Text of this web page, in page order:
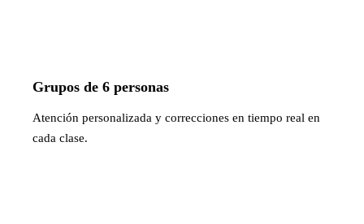
Grupos de 6 personas
Atención personalizada y correcciones en tiempo real en
cada clase.